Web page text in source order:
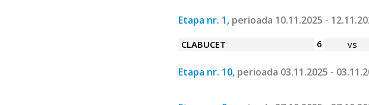
Etapa nr. 1, perioada 10.11.2025 -
CLABUCET 6 vs
Etapa nr. 10, perioada 03.11.2025 -